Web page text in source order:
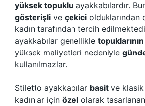
yüksek topuklu ayakkabılardır.
gösterişli ve çekici olduklarından
kadın tarafından tercih
ayakkabılar genellikle
yüksek maliyetleri nedeniyle
kullanılmazlar.
Stiletto ayakkabılar basit ve
kadınlar için özel olarak tasarlanan